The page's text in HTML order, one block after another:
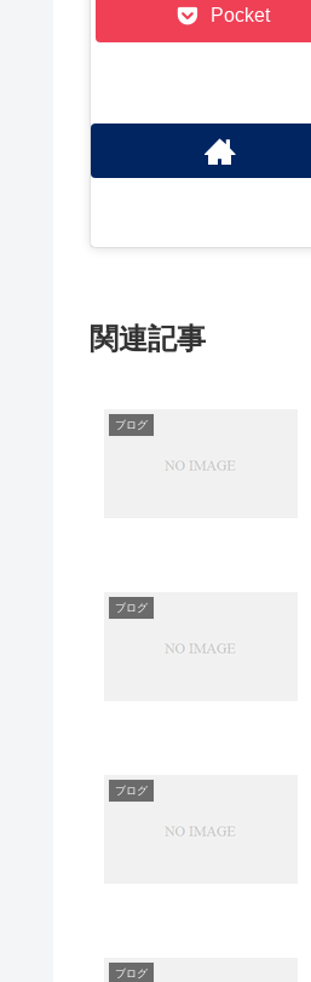
Pocket
関連記事
ブログ
ブログ
ブログ
ブログ